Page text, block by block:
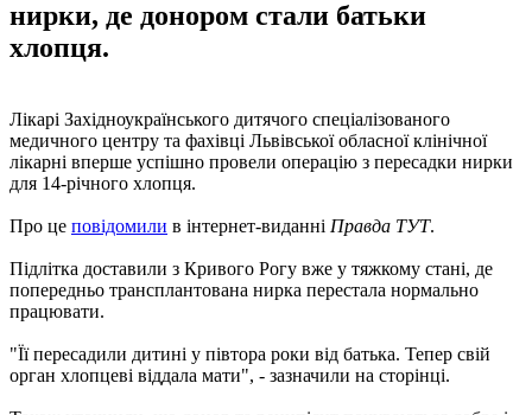
нирки, де донором стали батьки
хлопця.
Лікарі Західноукраїнського дитячого спеціалізованого
медичного центру та фахівці Львівської обласної клінічної
лікарні вперше успішно провели операцію з пересадки нирки
для 14-річного хлопця.
Про це повідомили в інтернет-виданні Правда ТУТ.
Підлітка доставили з Кривого Рогу вже у тяжкому стані, де
попередньо трансплантована нирка перестала нормально
працювати.
"Її пересадили дитині у півтора роки від батька. Тепер свій
орган хлопцеві віддала мати", - зазначили на сторінці.